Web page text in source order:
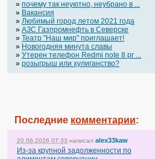
» почему так неуютно, неубрано в ...
» Вакансия
» Любимый город летом 2021 года
» АЗС Газпромнефть в Северске
» Театр "Наш мир" приглашает!
» Новогодняя минута славы
» Утерен телефон Redmi note 8 pr ...
» розыгрыш или хулиганство?
Последние комментарии:
20.06.2026 07:33 написал alex33kaw
Из-за крупной задолженности по